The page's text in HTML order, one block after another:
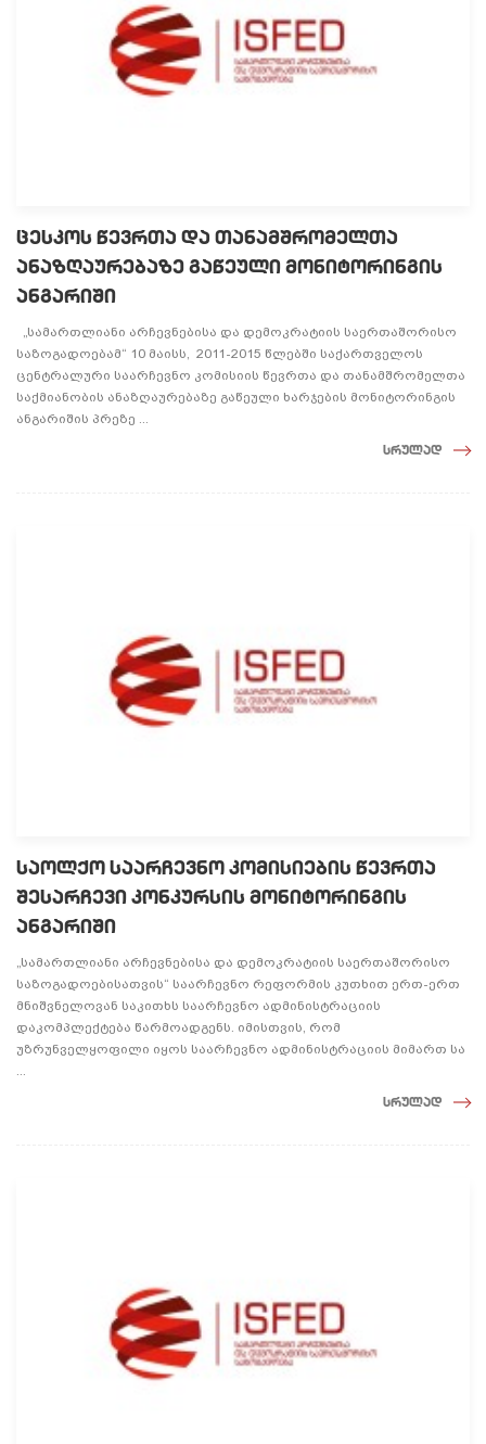
ცესკოს წევრთა და თანამშრომელთა
ანაზღაურებაზე გაწეული მონიტორინგის
ანგარიში
„სამართლიანი არჩევნებისა და დემოკრატიის საერთაშორისო
საზოგადოებამ“ 10 მაისს, 2011-2015 წლებში საქართველოს
ცენტრალური საარჩევნო კომისიის წევრთა და თანამშრომელთა
საქმიანობის ანაზღაურებაზე გაწეული ხარჯების მონიტორინგის
ანგარიშის პრეზე ...
სრულად
საოლქო საარჩევნო კომისიების წევრთა
შესარჩევი კონკურსის მონიტორინგის
ანგარიში
„სამართლიანი არჩევნებისა და დემოკრატიის საერთაშორისო
საზოგადოებისათვის“ საარჩევნო რეფორმის კუთხით ერთ-ერთ
მნიშვნელოვან საკითხს საარჩევნო ადმინისტრაციის
დაკომპლექტება წარმოადგენს. იმისთვის, რომ
უზრუნველყოფილი იყოს საარჩევნო ადმინისტრაციის მიმართ სა
...
სრულად